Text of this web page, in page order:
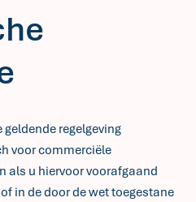
regelgeving
voor commerciële
als u hiervoor voorafgaand
in de door de wet toegestane